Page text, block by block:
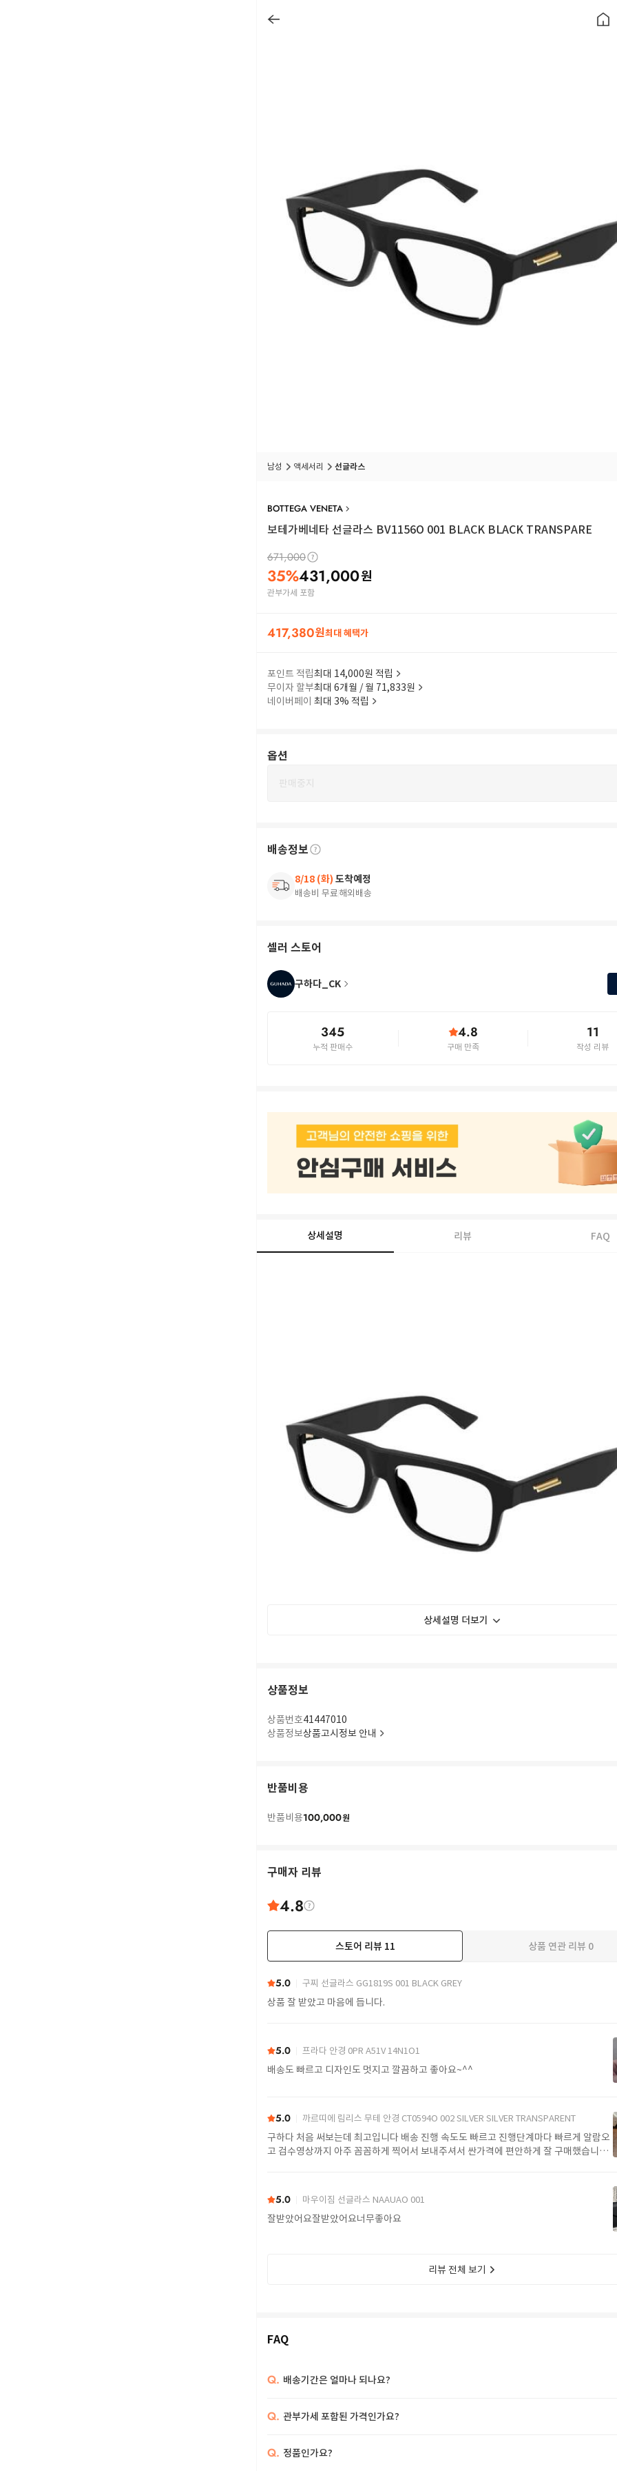
남성 액세서리 선글라스
BOTTEGA VENETA
보테가베네타 선글라스 BV1156O 001 BLACK BLACK TRANSPARE
671,000
35%431,000원
관부가세 포함
417,380원최대 혜택가
포인트 적립최대 14,000원 적립
무이자 할부최대 6개월 / 월 71,833원
네이버페이 최대 3% 적립
옵션
판매중지
배송정보
8/18 (화) 도착예정
배송비 무료해외배송
셀러 스토어
구하다_CK
345
누적 판매수
4.8
구매 만족
11
작성 리뷰
상세설명 리뷰 FAQ
상세설명 더보기
상품정보
상품번호41447010
상품정보상품고시정보 안내
반품비용
반품비용100,000원
구매자 리뷰
4.8
스토어 리뷰 11 상품 연관 리뷰 0
5.0 구찌 선글라스 GG1819S 001 BLACK GREY
상품 잘 받았고 마음에 듭니다.
5.0 프라다 안경 0PR A51V 14N1O1
배송도 빠르고 디자인도 멋지고 깔끔하고 좋아요~^^
5.0 까르띠에 림리스 무테 안경 CT0594O 002 SILVER SILVER TRANSPARENT
구하다 처음 써보는데 최고입니다 배송 진행 속도도 빠르고 진행단계마다 빠르게 알람오
고 검수영상까지 아주 꼼꼼하게 찍어서 보내주셔서 싼가격에 편안하게 잘 구매했습니다.
5.0 마우이짐 선글라스 NAAUAO 001
잘받았어요잘받았어요너무좋아요
리뷰 전체 보기
FAQ
Q. 배송기간은 얼마나 되나요?
Q. 관부가세 포함된 가격인가요?
Q. 정품인가요?